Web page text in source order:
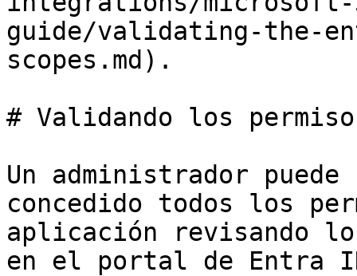
guide/validating-the-
scopes.md).
# Validando los
Un administrador
concedido todos los
aplicación revisando
en el portal de Entra